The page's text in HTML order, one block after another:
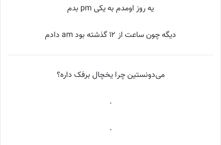
یه روز اومدم به یکی pm بدم
دیگه چون ساعت از ۱۲ گذشته بود am دادم
می‌دﻭﻧﺴﺘﻴﻦ ﭼﺮﺍ ﻳﺨﭽﺎﻝ ﺑﺮﻓﮏ داره؟
.
.